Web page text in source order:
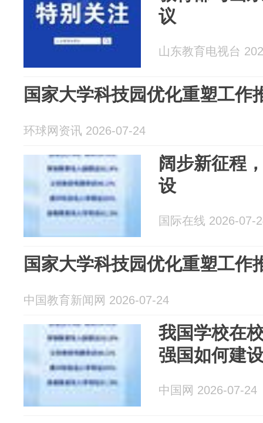
议
山东教育电视台
国家大学科技园优化重塑工作
环球网资讯 2026-07-24
阔步新征程
设
国际在线 2026-07-
国家大学科技园优化重塑工作
中国教育新闻网 2026-07-24
我国学校在
强国如何建
中国网 2026-07-24